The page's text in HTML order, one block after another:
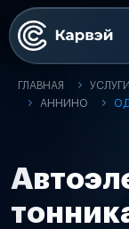
ГЛАВНАЯ УСЛУГИ
АННИНО